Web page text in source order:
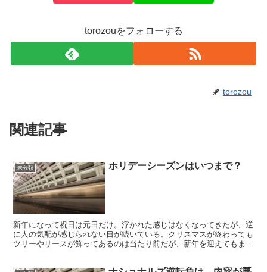
torozouをフォローする
torozou
関連記事
未分類 ホリデーシーズンはいつまで？
新年になって祝日は元日だけ。浮かれた感じはなくなってきたが、逆
に人の気配が感じられない日が続いている。クリスマスが終わっても
ツリーやリースが飾ってあるのは当たり前だが、新年を迎えてもまだ